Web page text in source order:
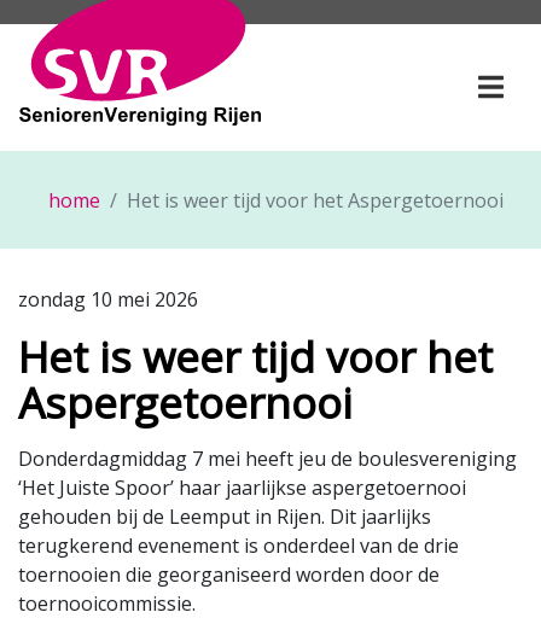
home Het is weer tijd voor het Aspergetoernooi
zondag 10 mei 2026
Het is weer tijd voor het
Aspergetoernooi
Donderdagmiddag 7 mei heeft jeu de boulesvereniging
‘Het Juiste Spoor’ haar jaarlijkse aspergetoernooi
gehouden bij de Leemput in Rijen. Dit jaarlijks
terugkerend evenement is onderdeel van de drie
toernooien die georganiseerd worden door de
toernooicommissie.